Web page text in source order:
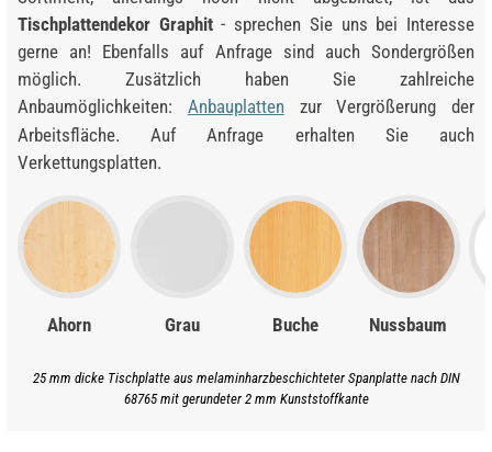
Tischplattendekor Graphit- sprechen Sie uns bei Interesse
gerne an! Ebenfalls auf Anfrage sind auch Sondergrößen
möglich. Zusätzlich haben Sie zahlreiche
Anbaumöglichkeiten: Anbauplatten
zur Vergrößerung der
Arbeitsfläche. Auf Anfrage erhalten Sie auch
Verkettungsplatten.
Ahorn Grau Buche Nussbaum
25 mm dicke Tischplatte aus melaminharzbeschichteter Spanplatte nach DIN
68765 mit gerundeter 2 mm Kunststoffkante